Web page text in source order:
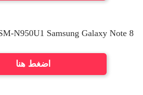
N950U1 Samsung Galaxy Note 8
اضغط هنا